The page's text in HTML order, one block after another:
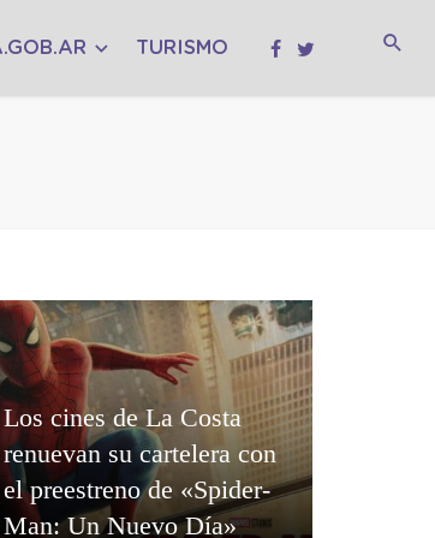
TURISMO
Los cines de La Costa
renuevan su cartelera con
el preestreno de «Spider-
Man: Un Nuevo Día»